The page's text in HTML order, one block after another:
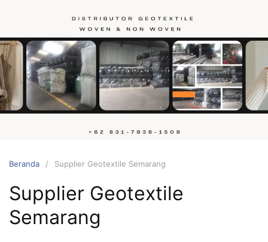
konten
Hubungi
kami
Beranda Supplier Geotextile Semarang
Supplier Geotextile
Semarang